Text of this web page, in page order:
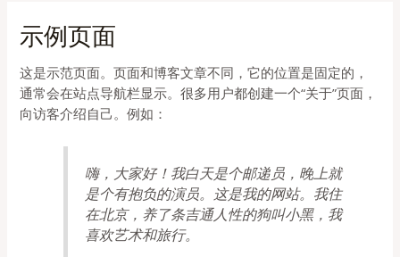
示例页面
这是示范页面。页面和博客文章不同，它的位置是固定的，
通常会在站点导航栏显示。很多用户都创建一个“关于”页面，
向访客介绍自己。例如：
嗨，大家好！我白天是个邮递员，晚上就
是个有抱负的演员。这是我的网站。我住
在北京，养了条吉通人性的狗叫小黑，我
喜欢艺术和旅行。